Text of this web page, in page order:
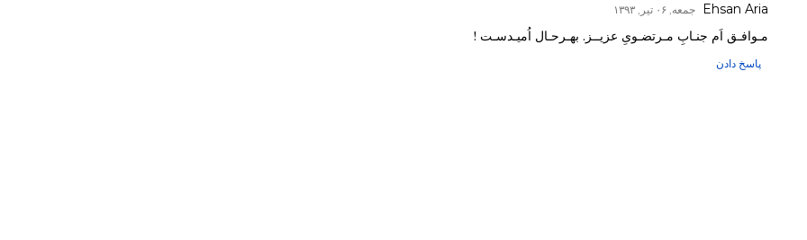
Ehsan Aria جمعه, ۰۶ تیر, ۱۳۹۳
مـوافـق اَم جنـابِ مـرتضـویِ عزیــز. بهـرحـال اُمیـدسـت !
پاسخ دادن